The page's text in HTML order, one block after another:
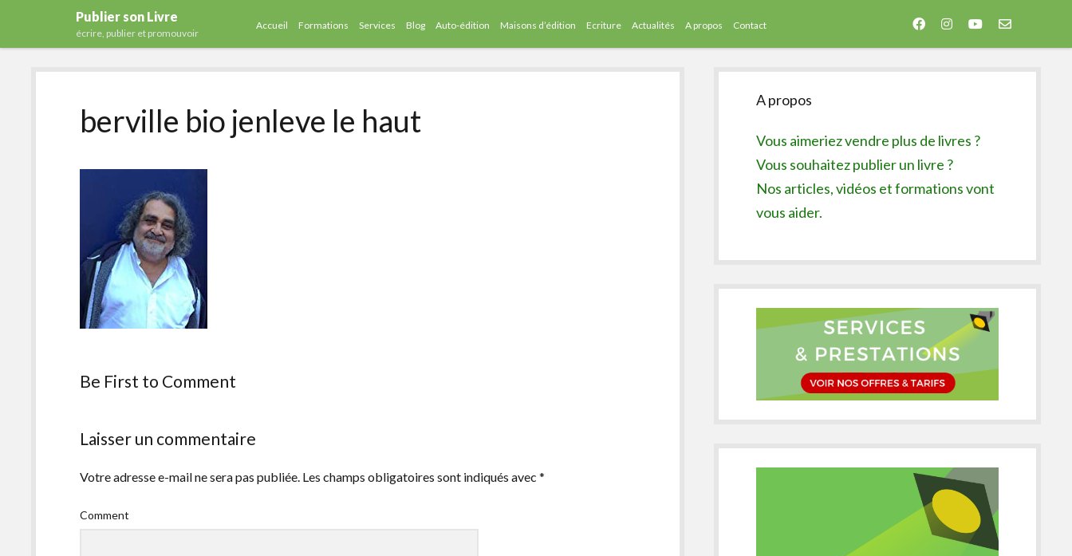
Publier son Livre
écrire, publier et promouvoir
Accueil Formations Services Blog Auto-édition Maisons d’édition Ecriture Actualités A propos Contact facebookinstagram
youtubeemail-
berville bio jenleve le haut
Be First to Comment
Laisser un commentaire
Votre adresse e-mail ne sera pas publiée. Les champs obligatoires sont indiqués avec*
Comment
Sidebar
A propos
Vous aimeriez vendre plus de livres ?
Vous souhaitez publier un livre ?
Nos articles, vidéos et formations vont
vous aider.